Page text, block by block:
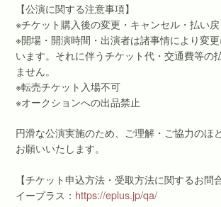
【公演に関する注意事項】
※チケット購入後の変更・キャンセル・払い戻
※開場・開演時間・出演者は諸事情により変
います。それに伴うチケット代・交通費等の
ません。
※転売チケット入場不可
※オークションへの出品禁止
円滑な公演実施のため、ご理解・ご協力のほ
お願いいたします。
【チケット申込方法・受取方法に関するお問
イープラス： https://eplus.jp/qa/